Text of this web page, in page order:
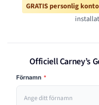
GRATIS personlig
Officiell Carney’s
Förnamn *